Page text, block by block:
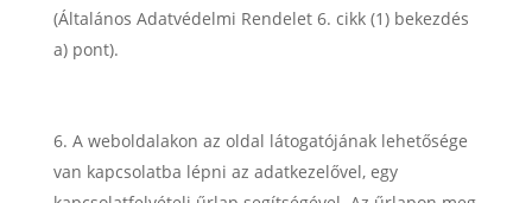
(Általános Adatvédelmi Rendelet 6. cikk (1) bekezdés
a) pont).
A weboldalakon az oldal látogatójának lehetősége
van kapcsolatba lépni az adatkezelővel, egy